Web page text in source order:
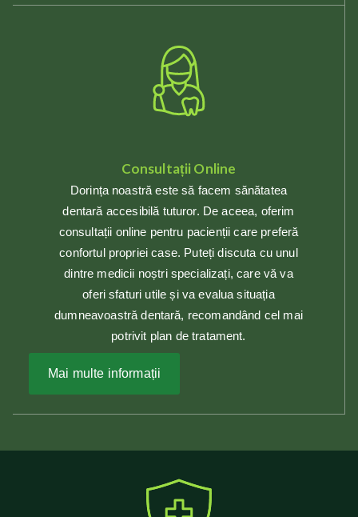
Consultații Online
Dorința noastră este să facem sănătatea
dentară accesibilă tuturor. De aceea, oferim
consultații online pentru pacienții care preferă
confortul propriei case. Puteți discuta cu unul
dintre medicii noștri specializați, care vă va
oferi sfaturi utile și va evalua situația
dumneavoastră dentară, recomandând cel mai
potrivit plan de tratament.
Mai multe informații